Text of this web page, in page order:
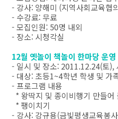
- 강사: 양해미 (지역사회교육협
- 수강료: 무료
- 모집인원: 50명 내외
- 장소: 시청각실
12월 옛놀이 책놀이 한마당 운영
- 일시 및 장소: 2011.12.24(토),
- 대상: 초등1~4학년 학생 및 가
- 프로그램 내용
* 왕딱지 및 종이비행기 만들어
* 팽이치기
- 강사: 강규용(금빛평생교육봉